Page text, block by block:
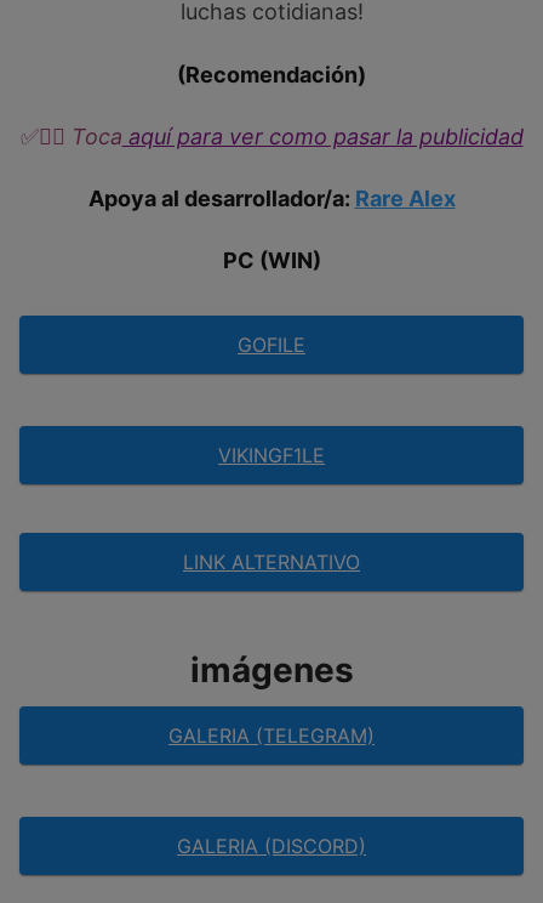
luchas cotidianas!
(Recomendación)
✅👉🏼​​ Toca aquí para ver como pasar la publicidad
Apoya al desarrollador/a: Rare Alex
PC (WIN)
GOFILE
VIKINGF1LE
LINK ALTERNATIVO
imágenes
GALERIA (TELEGRAM)
GALERIA (DISCORD)